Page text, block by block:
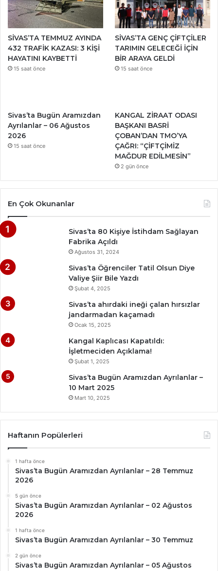
SİVAS’TA TEMMUZ AYINDA
432 TRAFİK KAZASI: 3 KİŞİ
HAYATINI KAYBETTİ
15 saat önce
SİVAS’TA GENÇ ÇİFTÇİLER
TARIMIN GELECEĞİ İÇİN
BİR ARAYA GELDİ
15 saat önce
Sivas’ta Bugün Aramızdan
Ayrılanlar – 06 Ağustos
2026
15 saat önce
KANGAL ZİRAAT ODASI
BAŞKANI BASRİ
ÇOBAN’DAN TMO’YA
ÇAĞRI: “ÇİFTÇİMİZ
MAĞDUR EDİLMESİN”
2 gün önce
En Çok Okunanlar
Sivas’ta 80 Kişiye İstihdam Sağlayan
Fabrika Açıldı
Ağustos 31, 2024
Sivas’ta Öğrenciler Tatil Olsun Diye
Valiye Şiir Bile Yazdı
Şubat 4, 2025
Sivas’ta ahırdaki ineği çalan hırsızlar
jandarmadan kaçamadı
Ocak 15, 2025
Kangal Kaplıcası Kapatıldı:
İşletmeciden Açıklama!
Şubat 1, 2025
Sivas’ta Bugün Aramızdan Ayrılanlar –
10 Mart 2025
Mart 10, 2025
Haftanın Popülerleri
1 hafta önce
Sivas’ta Bugün Aramızdan Ayrılanlar – 28 Temmuz
2026
5 gün önce
Sivas’ta Bugün Aramızdan Ayrılanlar – 02 Ağustos
2026
1 hafta önce
Sivas’ta Bugün Aramızdan Ayrılanlar – 30 Temmuz
2 gün önce
Sivas’ta Bugün Aramızdan Ayrılanlar – 05 Ağustos